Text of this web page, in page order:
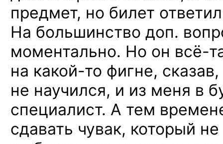
предмет, но билет
На большинство доп.
моментально. Но он всё-
на какой-то фигне,
не научился, и из меня в
специалист. А тем
сдавать чувак, который